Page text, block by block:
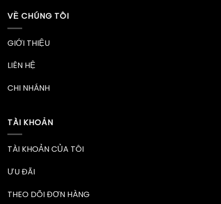
VỀ CHÚNG TÔI
GIỚI THIỆU
LIÊN HỆ
CHI NHÁNH
TÀI KHOẢN
TÀI KHOẢN CỦA TÔI
ƯU ĐÃI
THEO DÕI ĐƠN HÀNG